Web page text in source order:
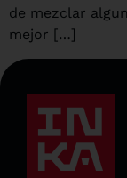
de mezclar
mejor […]